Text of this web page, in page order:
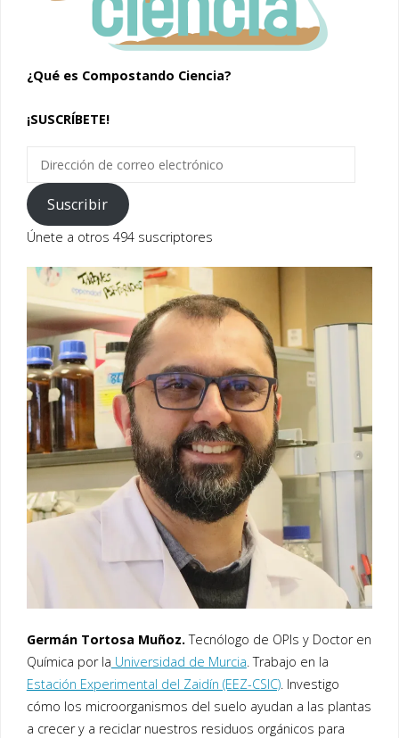
¿Qué es Compostando Ciencia?
¡SUSCRÍBETE!
correo
electrónico
Suscribir
Únete a otros 494 suscriptores
Germán Tortosa Muñoz.Tecnólogo de OPIs y Doctor en
Química por la Universidad de Murcia . Trabajo en la
Estación Experimental del Zaidín (EEZ-CSIC). Investigo
cómo los microorganismos del suelo ayudan a las plantas
a crecer y a reciclar nuestros residuos orgánicos para